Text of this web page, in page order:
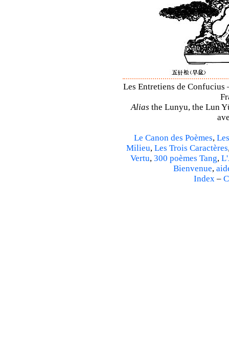
Les Entretiens de
Alias the Lunyu, the Lun
Le Canon des Poèmes,
Milieu, Les Trois Caractères
Vertu, 300 poèmes Tang,
Bienvenue,
Index –